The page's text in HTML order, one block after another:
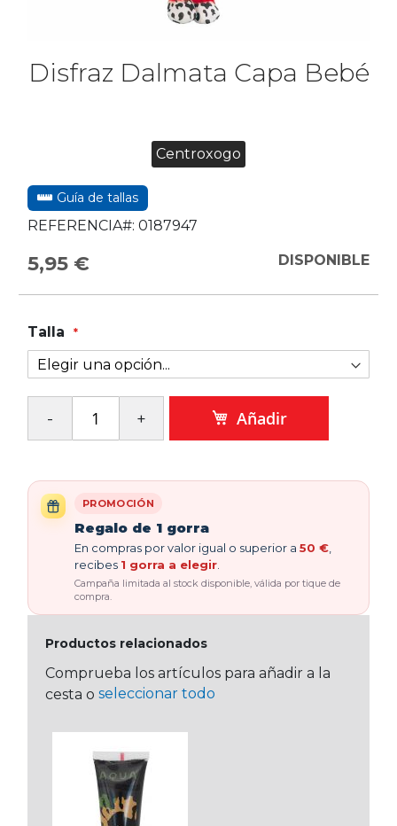
Disfraz Dalmata Capa Bebé
Centroxogo
Guía de tallas
REFERENCIA#: 0187947
5,95 € DISPONIBLE
Talla
Añadir
PROMOCIÓN
Regalo de 1 gorra
En compras por valor igual o superior a 50 €
recibes 1 gorra a elegir
Campaña limitada al stock disponible, válida por tique de
compra.
Productos relacionados
Comprueba los artículos para añadir a la
cesta o seleccionar todo